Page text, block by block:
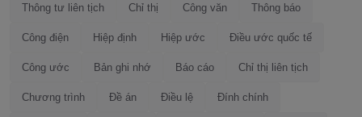
Thông tư liên tịch Chỉ thị Công văn Thông báo
Công điện Hiệp định Hiệp ước Điều ước quốc tế
Công ước Bản ghi nhớ Báo cáo Chỉ thị liên tịch
Chương trình Đề án Điều lệ Đính chính